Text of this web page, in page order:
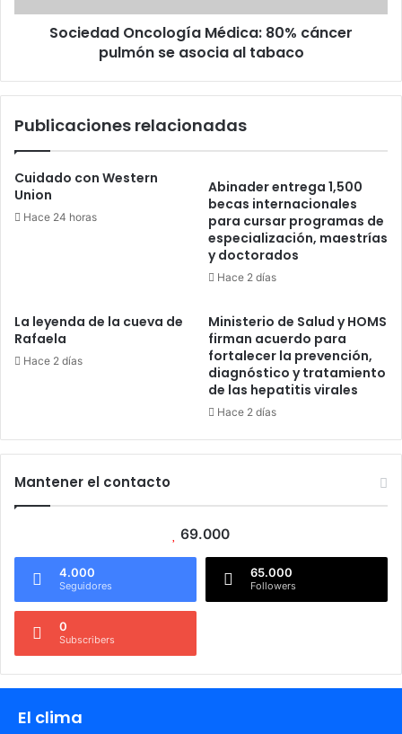
al
tabacoSociedad Oncología Médica: 80% cáncer
pulmón se asocia al tabaco
Publicaciones relacionadas
Cuidado con Western
Union
Hace 24 horas
Abinader entrega 1,500
becas internacionales
para cursar programas de
especialización, maestrías
y doctorados
Hace 2 días
La leyenda de la cueva de
Rafaela
Hace 2 días
Ministerio de Salud y HOMS
firman acuerdo para
fortalecer la prevención,
diagnóstico y tratamiento
de las hepatitis virales
Hace 2 días
Mantener el contacto
69.000
4.000
Seguidores
65.000
Followers
0
Subscribers
El clima